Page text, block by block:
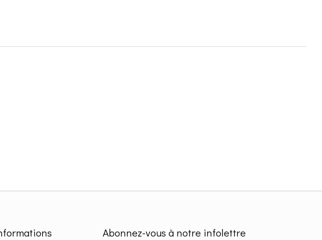
Abonnez-vous à notre infolettre